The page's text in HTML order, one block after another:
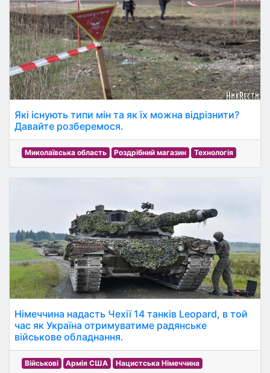
Які існують типи мін та як їх можна відрізнити?
Давайте розберемося.
Миколаївська область Роздрібний магазин Технологія
Німеччина надасть Чехії 14 танків Leopard, в той
час як Україна отримуватиме радянське
військове обладнання.
Військові Армія США Нацистська Німеччина